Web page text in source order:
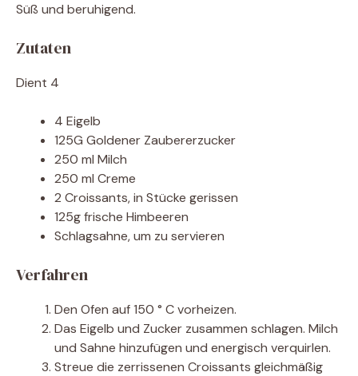
Süß und beruhigend.
Zutaten
Dient 4
4 Eigelb
125G Goldener Zaubererzucker
250 ml Milch
250 ml Creme
2 Croissants, in Stücke gerissen
125g frische Himbeeren
Schlagsahne, um zu servieren
Verfahren
Den Ofen auf 150 ° C vorheizen.
Das Eigelb und Zucker zusammen schlagen. Milch
und Sahne hinzufügen und energisch verquirlen.
Streue die zerrissenen Croissants gleichmäßig